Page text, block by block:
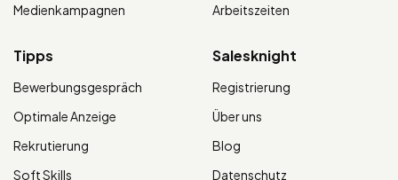
Medienkampagnen
Arbeitszeiten
Tipps
Bewerbungsgespräch
Optimale Anzeige
Rekrutierung
Soft Skills
Salesknight
Registrierung
Über uns
Blog
Datenschutz